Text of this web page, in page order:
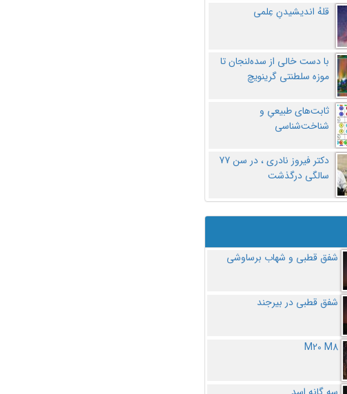
قلهُ اندیشیدنِ عِلمی
با دست خالی از سده‌لنجان تا
موزه سلطنتی گرینویچ
ثابت‌های طبیعیِ و
شناخت‌شناسی
دکتر فیروز نادری ، در سن 77
سالگی درگذشت
شفق قطبی و شهاب برساوشی
شفق قطبی در بیرجند
M20 M8